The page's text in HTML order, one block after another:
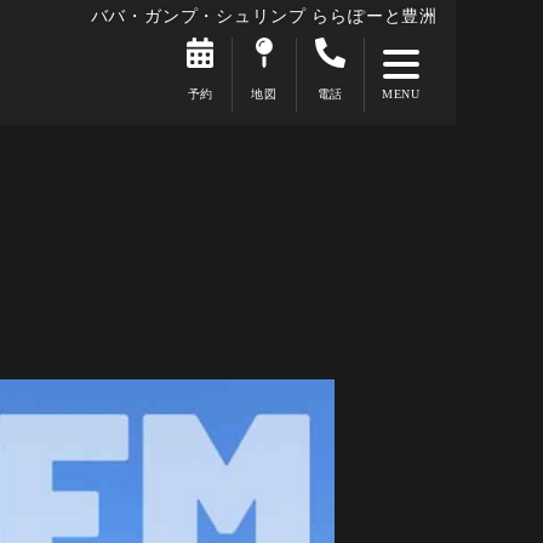
ババ・ガンプ・シュリンプ ららぽーと豊洲
予約 地図 電話